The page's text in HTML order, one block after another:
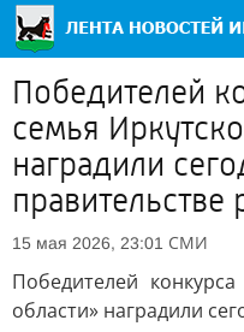
Победителей
семья
наградили
правительстве
15 мая 2026, 23:01 СМИ
Победителей
области» наградили